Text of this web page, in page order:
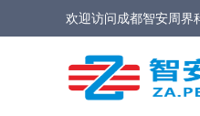
欢迎访问成都智安周界
家，定位型振动光缆